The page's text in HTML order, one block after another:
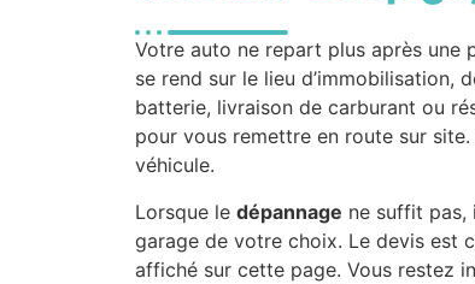
Votre auto ne repart plus après une
se rend sur le lieu d’immobilisation,
batterie, livraison de carburant ou
pour vous remettre en route sur
véhicule.
Lorsque le dépannage ne suffit pas,
garage de votre choix. Le devis est
affiché sur cette page. Vous restez